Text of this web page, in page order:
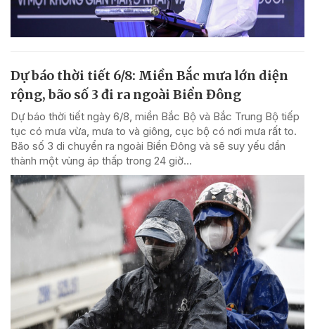
Dự báo thời tiết 6/8: Miền Bắc mưa lớn diện
rộng, bão số 3 đi ra ngoài Biển Đông
Dự báo thời tiết ngày 6/8, miền Bắc Bộ và Bắc Trung Bộ tiếp
tục có mưa vừa, mưa to và giông, cục bộ có nơi mưa rất to.
Bão số 3 di chuyển ra ngoài Biển Đông và sẽ suy yếu dần
thành một vùng áp thấp trong 24 giờ...